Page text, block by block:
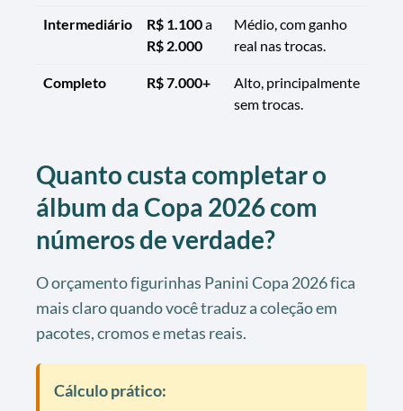
Intermediário R$ 1.100a
R$ 2.000
Médio, com ganho
real nas trocas.
Completo R$ 7.000+
Alto, principalmente
sem trocas.
Quanto custa completar o
álbum da Copa 2026 com
números de verdade?
O orçamento figurinhas Panini Copa 2026 fica
mais claro quando você traduz a coleção em
pacotes, cromos e metas reais.
Cálculo prático: